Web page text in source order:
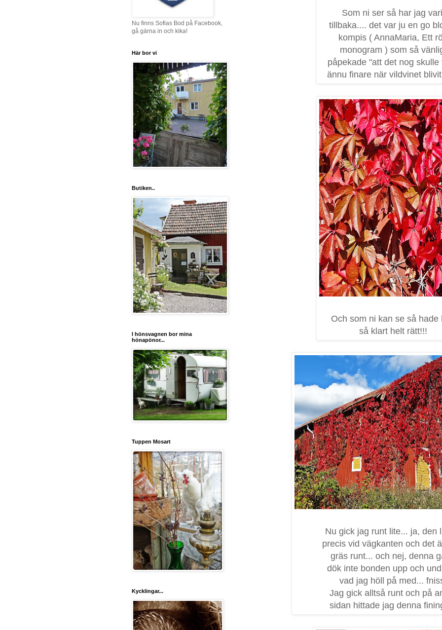
Som ni ser så har jag
tillbaka.... det var ju en go
kompis ( AnnaMaria, Ett
monogram ) som så
påpekade "att det nog skulle
ännu finare när vildvinet
Och som ni kan se så hade
så klart helt rätt!!!
Nu gick jag runt lite... ja, den
precis vid vägkanten och det
gräs runt... och nej, denna
dök inte bonden upp och
vad jag höll på med...
Jag gick alltså runt och på
sidan hittade jag denna
Nu finns Sofias Bod på Facebook,
gå gärna in och kika!
Här bor vi
Butiken..
I hönsvagnen bor mina
hönapönor...
Tuppen Mosart
Kycklingar...